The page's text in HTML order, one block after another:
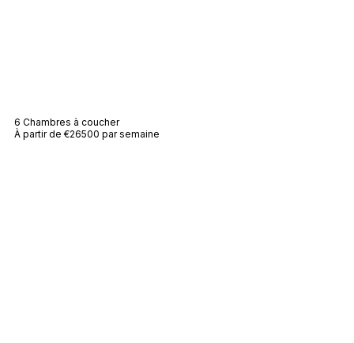
6 Chambres à coucher
À partir de €26500 par semaine